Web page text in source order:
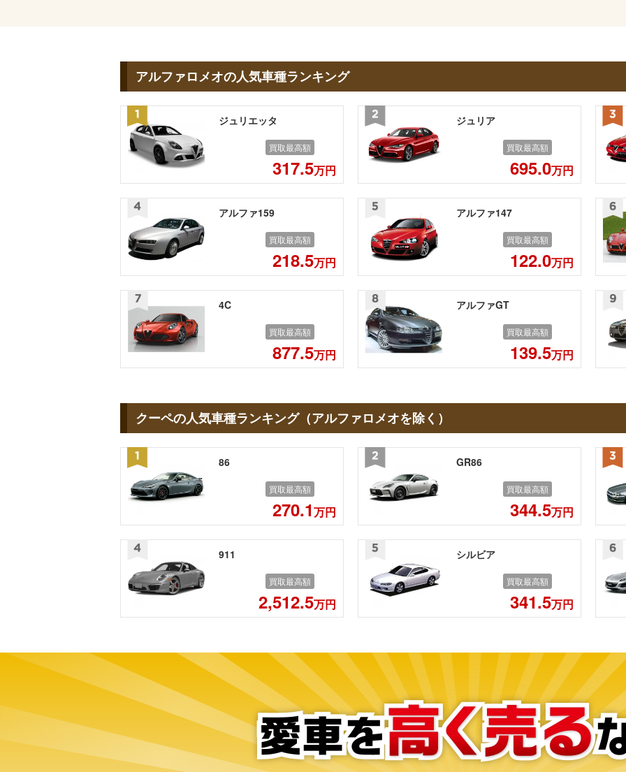
アルファロメオの人気車種ランキング
ジュリエッタ
買取最高額
317.5万円
ジュリア
買取最高額
695.0万円
アルファ159
買取最高額
218.5万円
アルファ147
買取最高額
122.0万円
4C
買取最高額
877.5万円
アルファGT
買取最高額
139.5万円
クーペの人気車種ランキング（アルファロメオを除く）
86
買取最高額
270.1万円
GR86
買取最高額
344.5万円
911
買取最高額
2,512.5万円
シルビア
買取最高額
341.5万円